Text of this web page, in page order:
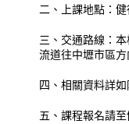
二、上課地點：
三、交通路線：
流道往中壢市區
四、相關資料詳如
五、課程報名請